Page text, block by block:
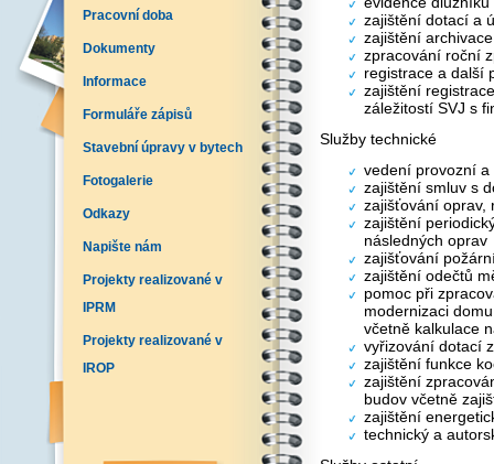
Pracovní doba
Dokumenty
Informace
Formuláře zápisů
Stavební úpravy v bytech
Fotogalerie
Odkazy
Napište nám
Projekty realizované v
IPRM
Projekty realizované v
IROP
zajištění dotací a
zajištění
zpracování roční
registrace a další
zajištění
záležitostí SVJ s
Služby technické
vedení provozní a
zajištění smluv s
zajišťování oprav,
zajištění
následných oprav
zajišťování
zajištění odečtů
pomoc při
modernizaci
včetně kalkulace
vyřizování dotací
zajištění funkce
zajištění
budov včetně
zajištění
technický a